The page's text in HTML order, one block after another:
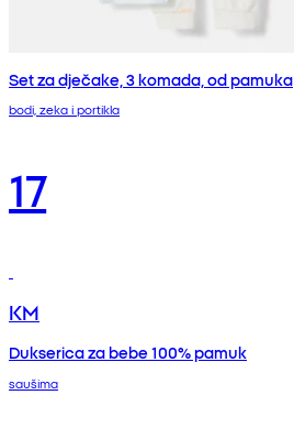
Set za dječake, 3 komada, od pamuka
bodi, zeka i portikla
17
KM
Dukserica za bebe 100% pamuk
saušima